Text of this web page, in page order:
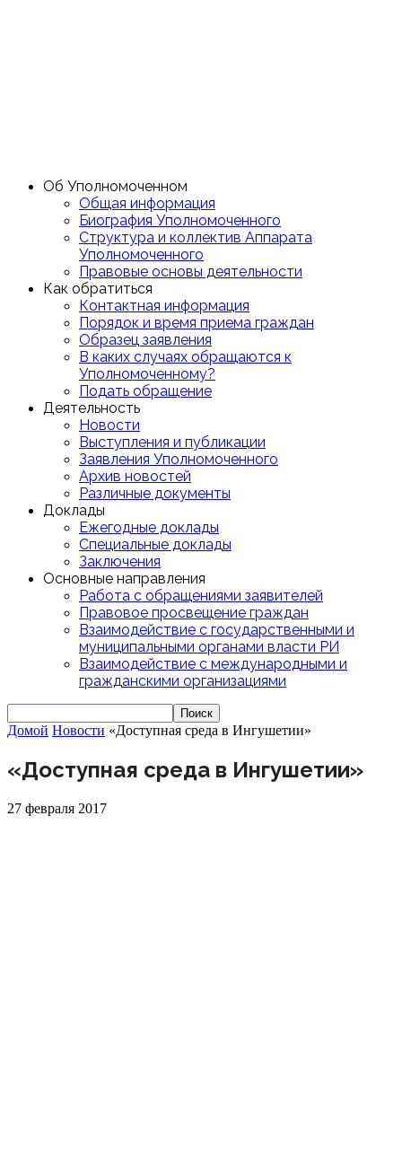
Об Уполномоченном
Общая информация
Биография Уполномоченного
Структура и коллектив Аппарата
Уполномоченного
Правовые основы деятельности
Как обратиться
Контактная информация
Порядок и время приема граждан
Образец заявления
В каких случаях обращаются к
Уполномоченному?
Подать обращение
Деятельность
Новости
Выступления и публикации
Заявления Уполномоченного
Архив новостей
Различные документы
Доклады
Ежегодные доклады
Специальные доклады
Заключения
Основные направления
Работа с обращениями заявителей
Правовое просвещение граждан
Взаимодействие с государственными и
муниципальными органами власти РИ
Взаимодействие с международными и
гражданскими организациями
Домой Новости «Доступная среда в Ингушетии»
«Доступная среда в Ингушетии»
27 февраля 2017